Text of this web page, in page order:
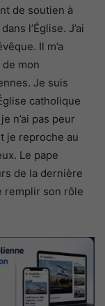
de soutien à
l’Église. J’ai
Il m’a
de mon
Je suis
catholique
n’ai pas peur
je reproche au
Le pape
de la dernière
remplir son rôle